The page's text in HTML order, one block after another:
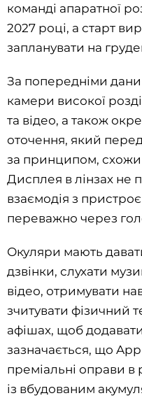
команді апаратної
2027 році, а старт
запланувати на
За попередніми
камери високої
та відео, а також
оточення, який
за принципом,
Дисплея в лінзах не
взаємодія з
переважно через
Окуляри мають
дзвінки, слухати
відео, отримувати
зчитувати фізичний
афішах, щоб
зазначається, що
преміальні оправи в
із вбудованим